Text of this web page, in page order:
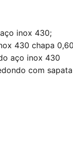
inox 430;
430 chapa 0,60
aço inox 430
com